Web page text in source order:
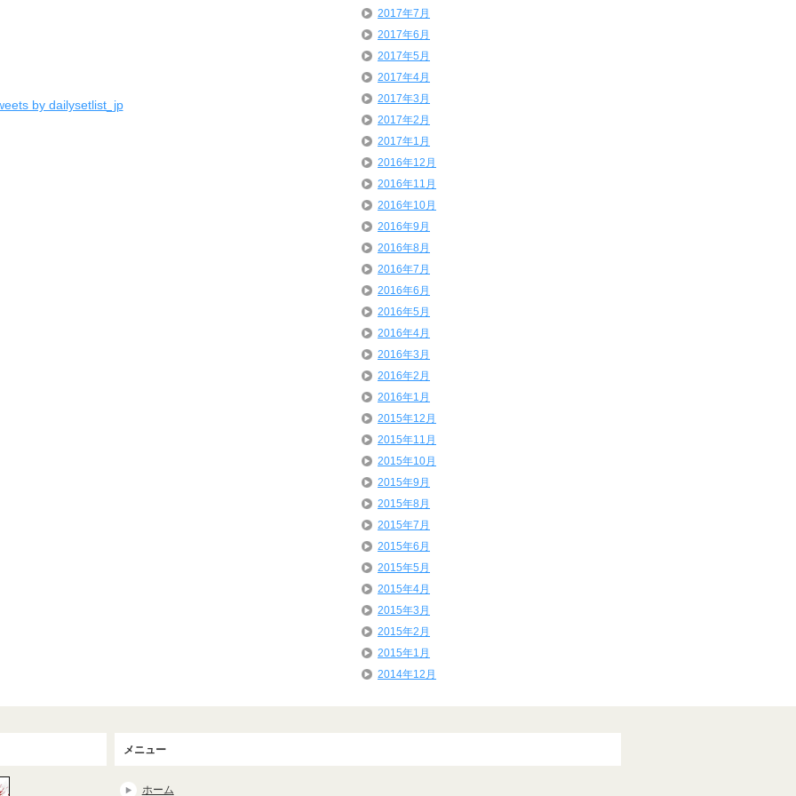
by dailysetlist_jp
2017年7月
2017年6月
2017年5月
2017年4月
2017年3月
2017年2月
2017年1月
2016年12月
2016年11月
2016年10月
2016年9月
2016年8月
2016年7月
2016年6月
2016年5月
2016年4月
2016年3月
2016年2月
2016年1月
2015年12月
2015年11月
2015年10月
2015年9月
2015年8月
2015年7月
2015年6月
2015年5月
2015年4月
2015年3月
2015年2月
2015年1月
2014年12月
メニュー
ホーム